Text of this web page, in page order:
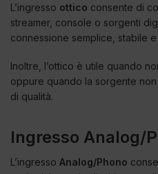
L’ingresso ottico consente di
streamer, console o sorgenti
connessione semplice, stabile
Inoltre, l’ottico è utile quando
oppure quando la sorgente
di qualità.
Ingresso Analog/
L’ingresso Analog/Phono